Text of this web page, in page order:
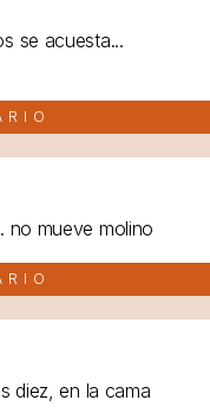
se acuesta...
no mueve molino
diez, en la cama